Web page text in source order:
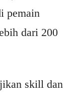
pemain
dari 200
skill dan